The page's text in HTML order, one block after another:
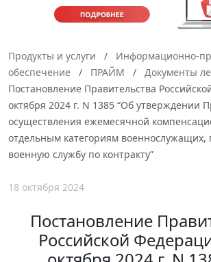
Продукты и услуги
Информационно-
обеспечение
ПРАЙМ
Документы
Постановление Правительства
октября 2024 г. N 1385 “Об утверждении
осуществления ежемесячной
отдельным категориям военнослужащих,
военную службу по контракту”
18 октября 2024
Постановление
Российской